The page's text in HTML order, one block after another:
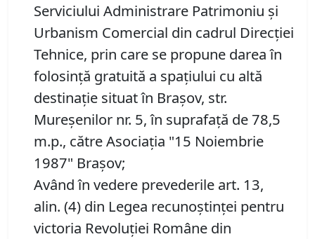
Serviciului Administrare Patrimoniu şi
Urbanism Comercial din cadrul Direcţiei
Tehnice, prin care se propune darea în
folosinţă gratuită a spaţiului cu altă
destinaţie situat în Braşov, str.
Mureşenilor nr. 5, în suprafaţă de 78,5
m.p., către Asociaţia "15 Noiembrie
1987" Braşov;
Având în vedere prevederile art. 13,
alin. (4) din Legea recunoştinţei pentru
victoria Revoluţiei Române din